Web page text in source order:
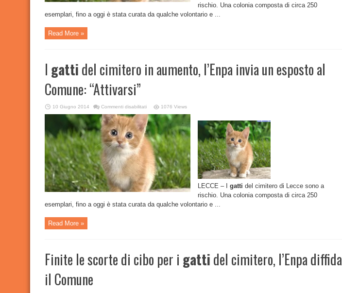
rischio. Una colonia composta di circa 250
esemplari, fino a oggi è stata curata da qualche volontario e ...
Read More »
I gattidel cimitero in aumento, l’Enpa invia un esposto al
Comune: “Attivarsi”
10 Giugno 2014 Commenti disabilitatisu
gatti
del
cimitero
in
aumento,
l’Enpa
invia
esposto
al
Comune:
“Attivarsi”
1076 Views
LECCE – I gatti del cimitero di Lecce sono a
rischio. Una colonia composta di circa 250
esemplari, fino a oggi è stata curata da qualche volontario e ...
Read More »
Finite le scorte di cibo per i gattidel cimitero, l’Enpa diffida
il Comune